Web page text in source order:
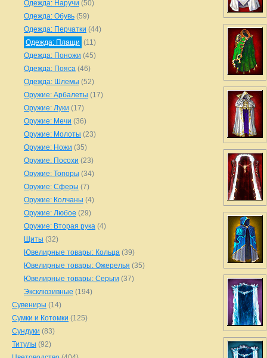
Одежда: Наручи (50)
Одежда: Обувь (59)
Одежда: Перчатки (44)
Одежда: Плащи (11)
Одежда: Поножи (45)
Одежда: Пояса (46)
Одежда: Шлемы (52)
Оружие: Арбалеты (17)
Оружие: Луки (17)
Оружие: Мечи (36)
Оружие: Молоты (23)
Оружие: Ножи (35)
Оружие: Посохи (23)
Оружие: Топоры (34)
Оружие: Сферы (7)
Оружие: Колчаны (4)
Оружие: Любое (29)
Оружие: Вторая рука (4)
Щиты (32)
Ювелирные товары: Кольца (39)
Ювелирные товары: Ожерелья (35)
Ювелирные товары: Серьги (37)
Эксклюзивные (194)
Сувениры (14)
Сумки и Котомки (125)
Сундуки (83)
Титулы (92)